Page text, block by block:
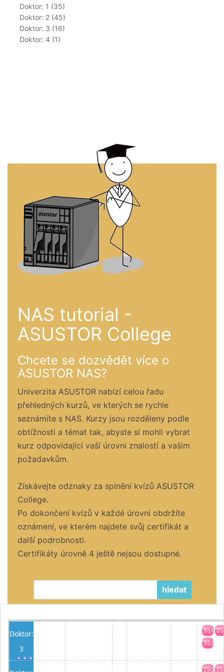
Doktor: 1 (35)
Doktor: 2 (45)
Doktor: 3 (16)
Doktor: 4 (1)
NAS tutorial -
ASUSTOR College
Chcete se dozvědět více o
ASUSTOR NAS?
Univerzita ASUSTOR nabízí celou řadu
přehledných kurzů, ve kterých se rychle
seznámíte s NAS. Kurzy jsou rozděleny podle
obtížnosti a témat tak, abyste si mohli vybrat
kurz odpovídající vaší úrovni znalostí a vašim
požadavkům.
Získávejte odznaky za splnění kvízů ASUSTOR
College.
Po dokončení kvízů v každé úrovni obdržíte
oznámení, ve kterém najdete svůj certifikát a
další podrobnosti.
Certifikáty úrovně 4 ještě nejsou dostupné.
hledat
Doktor:
3
351
353
250